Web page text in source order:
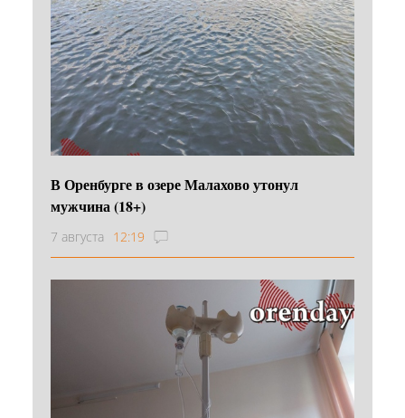
В Оренбурге в озере Малахово утонул
мужчина (18+)
7 августа 12:19